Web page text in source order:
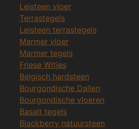
Leisteen vloer
Terrastegels
Leisteen terrastegels
Marmer vloer
Marmer tegels
Friese Witjes
Belgisch hardsteen
Bourgondische Dallen
Bourgondische vloeren
Basalt tegels
Blackberry natuursteen